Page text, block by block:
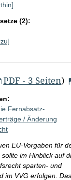
(2):
PDF - 3 Seiten)
Fernabsatz-
/ Änderung
EU-Vorgaben für
im Hinblick auf
sparten- und
im VVG erfolgen.